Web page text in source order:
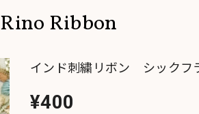
Rino Ribbon
インド刺繍リボン シックフ
¥400